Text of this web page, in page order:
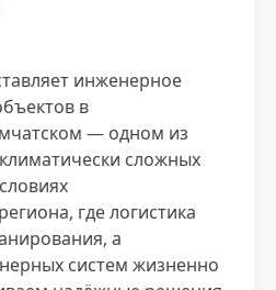
инженерное
в
— одном из
сложных
где логистика
а
систем жизненно